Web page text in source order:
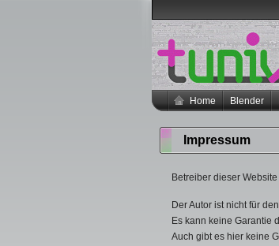
Home Blender
Impressum
Betreiber dieser
Der Autor ist nicht für
Es kann keine Garantie
Auch gibt es hier keine